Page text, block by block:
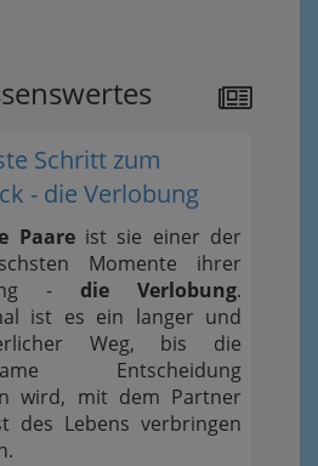
Schritt zum
- die Verlobung
Paareist sie einer der
Momente ihrer
- die Verlobung.
ist es ein langer und
Weg, bis die
Entscheidung
wird, mit dem Partner
des Lebens verbringen